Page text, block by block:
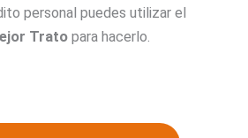
personal puedes utilizar el
Tratopara hacerlo.